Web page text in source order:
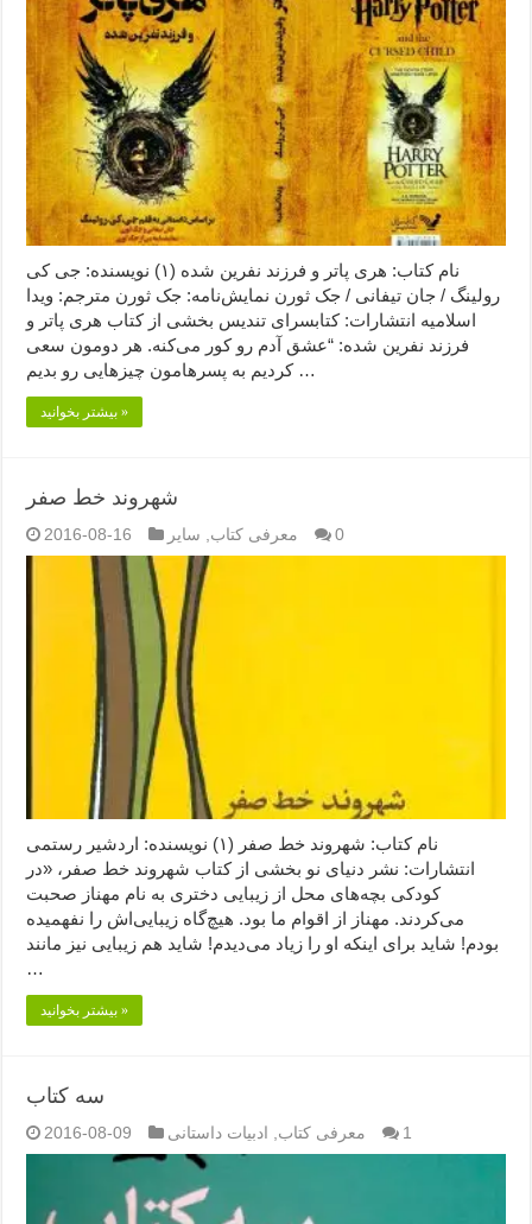
نام کتاب: هری پاتر و فرزند نفرين شده (۱) نویسنده: جی کی
رولينگ / جان تیفانی / جک ثورن نمایش‌نامه: جک ثورن مترجم: ویدا
اسلامیه انتشارات: کتابسرای تندیس بخشی از کتاب هری پاتر و
فرزند نفرین شده: “عشق آدم رو کور می‌کنه. هر دومون سعی
کردیم به پسرهامون چیزهایی رو بدیم …
بیشتر بخوانید »
شهروند خط صفر
2016-08-16 معرفی کتاب سایر 0
نام کتاب: شهروند خط صفر (۱) نویسنده: اردشیر رستمی
انتشارات: نشر دنیای نو بخشی از کتاب شهروند خط صفر، «در
کودکی بچه‌های محل از زیبایی دختری به نام مهناز صحبت
می‌کردند. مهناز از اقوام ما بود. هیچ‌گاه زیبایی‌اش را نفهمیده
بودم! شاید برای اینکه او را زیاد می‌دیدم! شاید هم زیبایی نیز مانند
…
بیشتر بخوانید »
سه کتاب
2016-08-09 معرفی کتاب, ادبیات داستانی 1